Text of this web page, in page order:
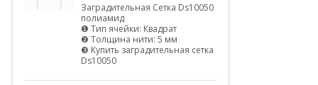
Заградительная Сетка Ds10050
полиамид
❶ Тип ячейки: Квадрат
❷ Толщина нити: 5 мм
❸ Купить заградительная сетка
Ds10050